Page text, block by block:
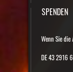
SPENDEN
Wenn Sie
DE 43 2916